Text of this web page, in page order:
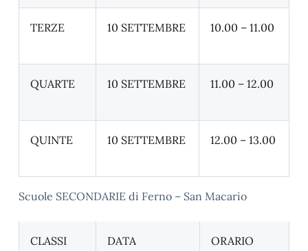
TERZE 10 SETTEMBRE 10.00 – 11.00
QUARTE 10 SETTEMBRE 11.00 – 12.00
QUINTE 10 SETTEMBRE 12.00 – 13.00
Scuole SECONDARIE di Ferno – San Macario
CLASSI DATA ORARIO